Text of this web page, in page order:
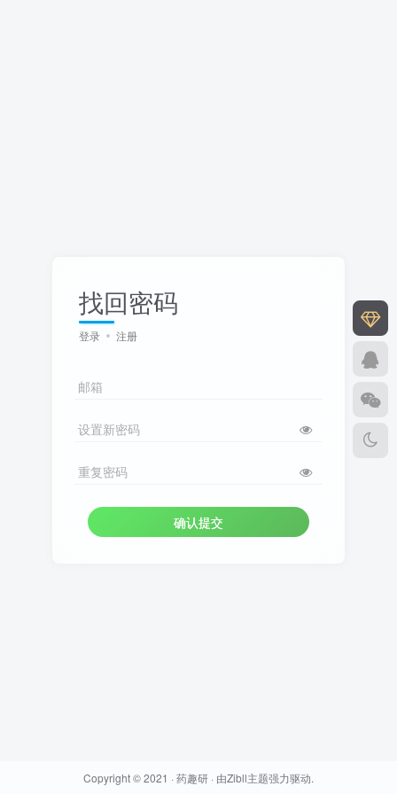
找回密码
登录 注册
邮箱
设置新密码
重复密码
确认提交
Copyright © 2021 · 药趣研 · 由Zibll主题强力驱动.